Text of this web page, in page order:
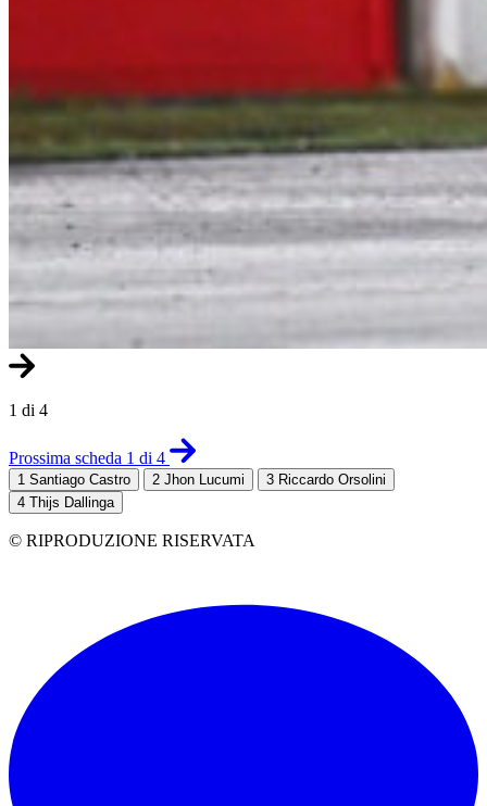
1 di 4
Prossima scheda 1 di 4
1 Santiago Castro 2 Jhon Lucumi 3 Riccardo Orsolini
4 Thijs Dallinga
© RIPRODUZIONE RISERVATA